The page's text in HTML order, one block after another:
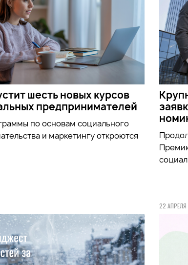
шесть новых курсов
предпринимателей
по основам социального
и маркетингу откроются
22